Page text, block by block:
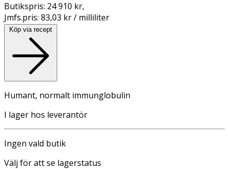
Butikspris: 24 910 kr,
Jmfs.pris: 83,03 kr / milliliter
Köp via recept
Humant, normalt immunglobulin
I lager hos leverantör
Ingen vald butik
Välj för att se lagerstatus